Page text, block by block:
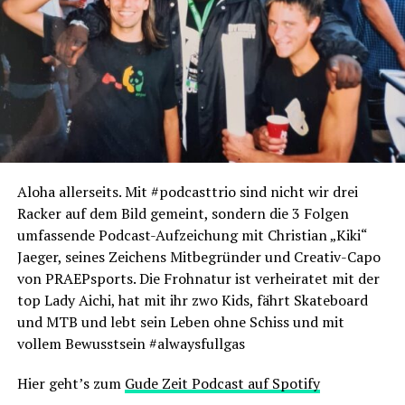
So, kurz mal zuende geheult. Sowas hilft. MIT den
Emotionen leben, NICHT verdrängen. Puuh, weiter in
Pressetext … Wobei, einen hab ich noch in Sachen
Komposition der Foto-Doppelseiten: Durch das
Rumstöbern kriegen Fotos auf einmal einen Bezug
zueinander. Welchen, ist ja jedem selbst überlassen. Und
willst, wa? Yep, yeah ’n‘ cheers
Deutschlandpass olé
Aloha allerseits. Mit #podcasttrio sind nicht wir drei
Racker auf dem Bild gemeint, sondern die 3 Folgen
umfassende Podcast-Aufzeichung mit Christian „Kiki“
Jaeger, seines Zeichens Mitbegründer und Creativ-Capo
von PRAEPsports. Die Frohnatur ist verheiratet mit der
top Lady Aichi, hat mit ihr zwo Kids, fährt Skateboard
und MTB und lebt sein Leben ohne Schiss und mit
vollem Bewusstsein #alwaysfullgas
Hier geht’s zum Gude Zeit Podcast auf Spotify